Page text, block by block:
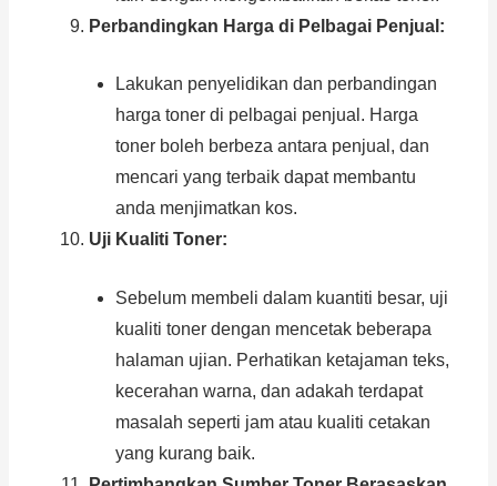
Perbandingkan Harga di Pelbagai Penjual:
Lakukan penyelidikan dan perbandingan
harga toner di pelbagai penjual. Harga
toner boleh berbeza antara penjual, dan
mencari yang terbaik dapat membantu
anda menjimatkan kos.
Uji Kualiti Toner:
Sebelum membeli dalam kuantiti besar, uji
kualiti toner dengan mencetak beberapa
halaman ujian. Perhatikan ketajaman teks,
kecerahan warna, dan adakah terdapat
masalah seperti jam atau kualiti cetakan
yang kurang baik.